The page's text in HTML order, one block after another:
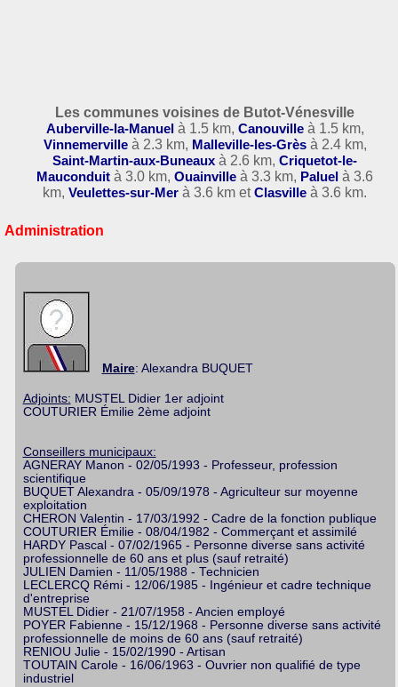
Les communes voisines de Butot-Vénesville
Auberville-la-Manuel à 1.5 km, Canouvilleà 1.5 km,
Vinnemervilleà 2.3 km, Malleville-les-Grèsà 2.4 km,
Saint-Martin-aux-Buneaux à 2.6 km, Criquetot-le-
Mauconduit à 3.0 km, Ouainville à 3.3 km, Paluel à 3.6
km, Veulettes-sur-Mer à 3.6 km etClasville à 3.6 km.
Administration
Maire: Alexandra BUQUET
Adjoints: MUSTEL Didier 1er adjoint
COUTURIER Émilie 2ème adjoint
Conseillers municipaux:
AGNERAY Manon - 02/05/1993 - Professeur, profession
scientifique
BUQUET Alexandra - 05/09/1978 - Agriculteur sur moyenne
exploitation
CHERON Valentin - 17/03/1992 - Cadre de la fonction publique
COUTURIER Émilie - 08/04/1982 - Commerçant et assimilé
HARDY Pascal - 07/02/1965 - Personne diverse sans activité
professionnelle de 60 ans et plus (sauf retraité)
JULIEN Damien - 11/05/1988 - Technicien
LECLERCQ Rémi - 12/06/1985 - Ingénieur et cadre technique
d'entreprise
MUSTEL Didier - 21/07/1958 - Ancien employé
POYER Fabienne - 15/12/1968 - Personne diverse sans activité
professionnelle de moins de 60 ans (sauf retraité)
RENIOU Julie - 15/02/1990 - Artisan
TOUTAIN Carole - 16/06/1963 - Ouvrier non qualifié de type
industriel